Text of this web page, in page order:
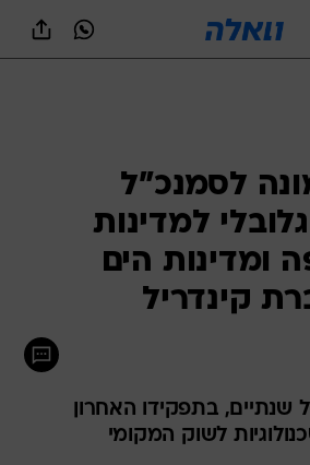
לסמנכ"ל
למדינות
ומדינות הים
קינדריל
שנתיים, בתפקידו האחרון